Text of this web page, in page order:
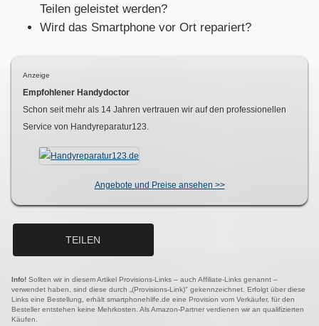
Teilen geleistet werden?
Wird das Smartphone vor Ort repariert?
Anzeige
Empfohlener Handydoctor
Schon seit mehr als 14 Jahren vertrauen wir auf den professionellen
Service von Handyreparatur123.
Angebote und Preise ansehen >>
TEILEN
Info! Sollten wir in diesem Artikel Provisions-Links – auch Affiliate-Links genannt –
verwendet haben, sind diese durch „(Provisions-Link)" gekennzeichnet. Erfolgt über diese
Links eine Bestellung, erhält smartphonehilfe.de eine Provision vom Verkäufer, für den
Besteller entstehen keine Mehrkosten. Als Amazon-Partner verdienen wir an qualifizierten
Käufen.